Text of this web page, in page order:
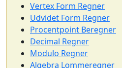
Vertex Form Regner
Udvidet Form Regner
Procentpoint Beregner
Decimal Regner
Modulo Regner
Algebra Lommeregner